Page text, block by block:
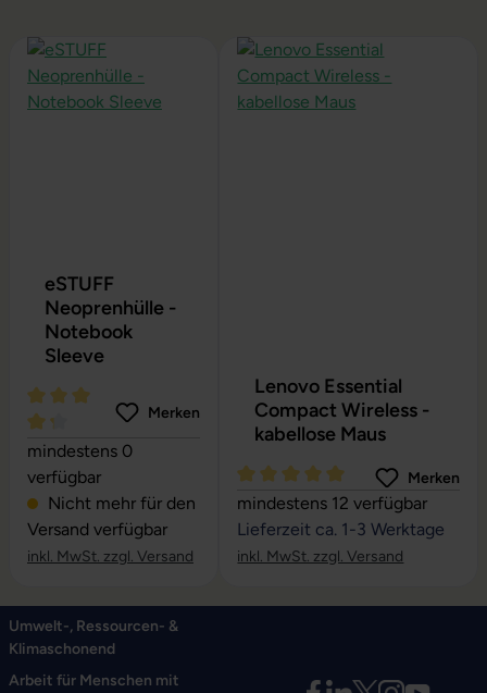
Produktgalerie überspringen
eSTUFF
Neoprenhülle -
Notebook
Sleeve
Durchschnittliche Bewertung von 4.27 von 5 Sternen
Merken
mindestens 0
verfügbar
Nicht mehr für den
Versand verfügbar
inkl. MwSt. zzgl. Versand
Lenovo Essential
Compact Wireless -
kabellose Maus
Durchschnittliche Bewertung
Merken
mindestens 12 verfügbar
Lieferzeit ca. 1-3 Werktage
inkl. MwSt. zzgl. Versand
Umwelt-, Ressourcen- &
Klimaschonend
Arbeit für Menschen mit